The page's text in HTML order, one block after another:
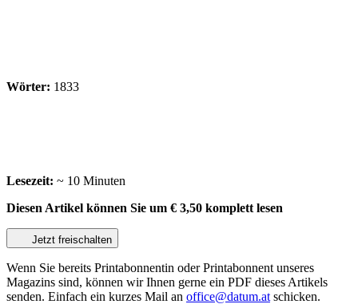
Wörter: 1833
Lesezeit: ~ 10 Minuten
Diesen Artikel können Sie um € 3,50 komplett lesen
Jetzt freischalten
Wenn Sie bereits Printabonnentin oder Printabonnent unseres
Magazins sind, können wir Ihnen gerne ein PDF dieses Artikels
senden. Einfach ein kurzes Mail an office@datum.at schicken.